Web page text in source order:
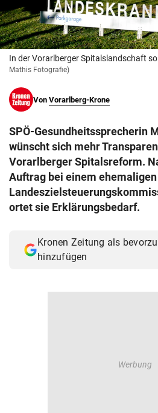
© Krone Multimedia GmbH & Co KG
Muthgasse 2, 1190 Wien
In der Vorarlberger Spitalslandschaft
Mathis Fotografie)
Von Vorarlberg-Krone
SPÖ-Gesundheitssprecherin
wünscht sich mehr
Vorarlberger Spitalsreform.
Auftrag bei einem
ortet sie Erklärungsbedarf.
Kronen Zeitung als
hinzufügen